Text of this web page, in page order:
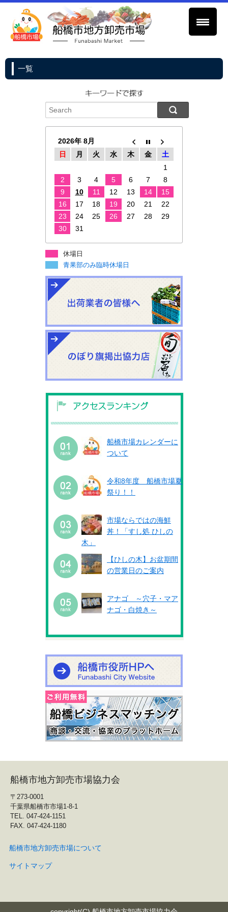
一覧
2026年 8月
日
月 火 水 木 金
土
1
2
3 4 5 6 7
8
9
10 11 12 13 14
15
16
17 18 19 20 21
22
23
24 25 26 27 28
29
30
31
休場日
青果部のみ臨時休場日
船橋市場カレンダーに
ついて
令和8年度 船橋市場夏
祭り！！
市場ならではの海鮮
丼！「すし処 ひしの
木」
【ひしの木】お盆期間
の営業日のご案内
アナゴ ～穴子・マア
ナゴ・白焼き～
船橋市地方卸売市場協力会
〒273-0001
千葉県船橋市市場1-8-1
TEL. 047-424-1151
FAX. 047-424-1180
船橋市地方卸売市場について
サイトマップ